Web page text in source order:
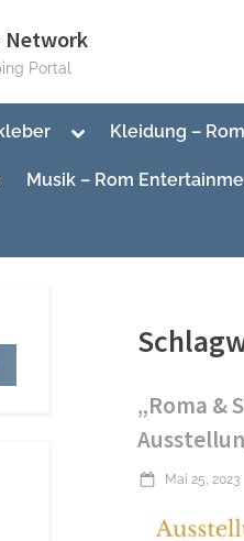
Network
Portal
Toggle
menu
Kleidung –
Musik – Rom
„Roma &
Posted
Mai 25, 2023